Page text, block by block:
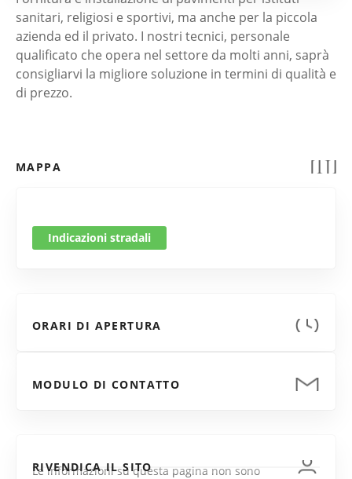
sanitari, religiosi e sportivi, ma anche per la piccola
azienda ed il privato. I nostri tecnici, personale
qualificato che opera nel settore da molti anni, saprà
consigliarvi la migliore soluzione in termini di qualità e
di prezzo.
MAPPA
Indicazioni stradali
ORARI DI APERTURA
MODULO DI CONTATTO
RIVENDICA IL SITO
Le informazioni su questa pagina non sono